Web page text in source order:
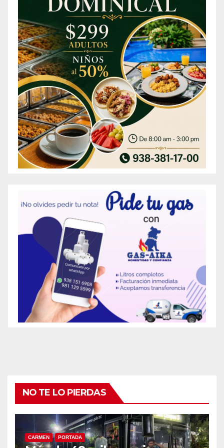
NO TE LO PIERDAS
CARMEN PORTADA